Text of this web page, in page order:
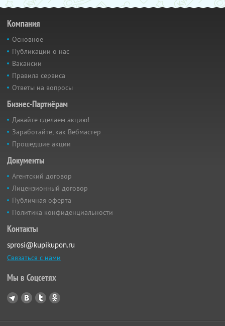
Компания
Основное
Публикации о нас
Вакансии
Правила сервиса
Ответы на вопросы
Бизнес-Партнёрам
Давайте сделаем акцию!
Заработайте, как Вебмастер
Прошедшие акции
Документы
Агентский договор
Лицензионный договор
Публичная оферта
Политика конфиденциальности
Контакты
sprosi@kupikupon.ru
Связаться с нами
Мы в Соцсетях